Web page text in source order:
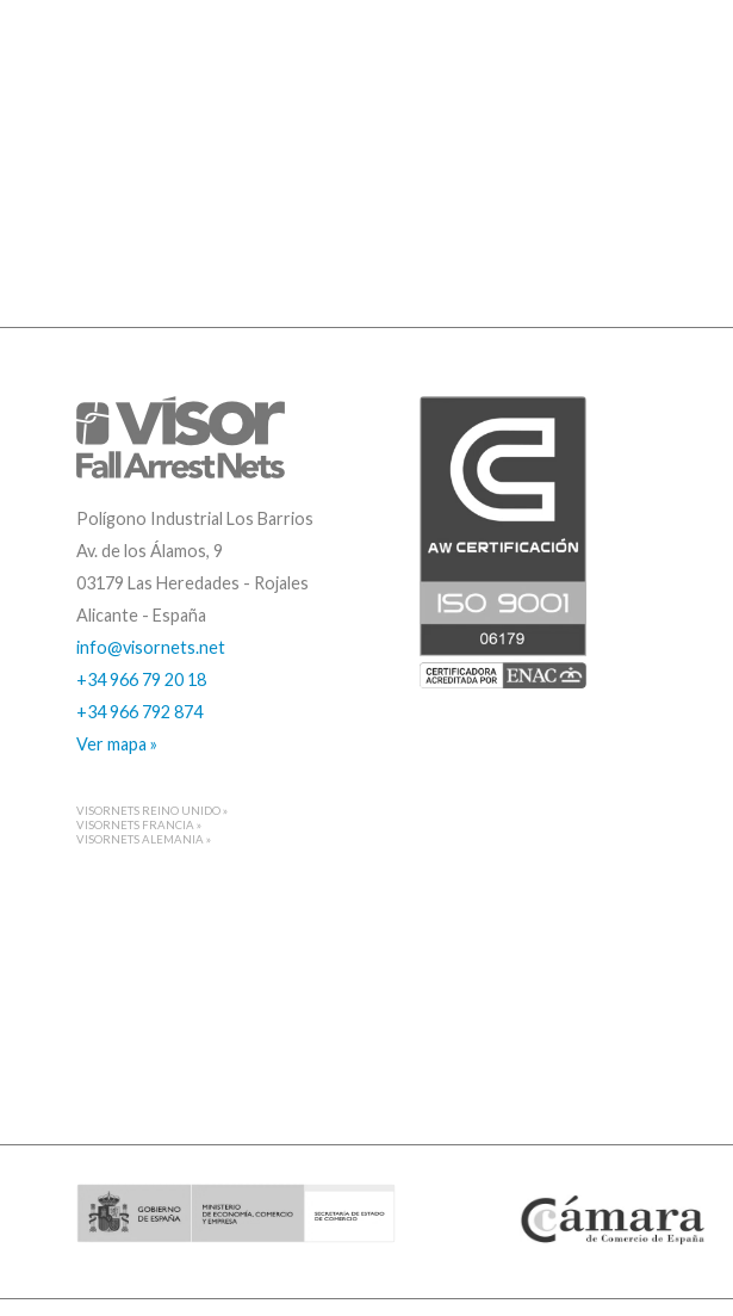
Polígono Industrial Los Barrios
Av. de los Álamos, 9
03179 Las Heredades - Rojales
Alicante - España
info@visornets.net
+34 966 79 20 18
+34 966 792 874
Ver mapa »
VISORNETS REINO UNIDO »
VISORNETS FRANCIA »
VISORNETS ALEMANIA »